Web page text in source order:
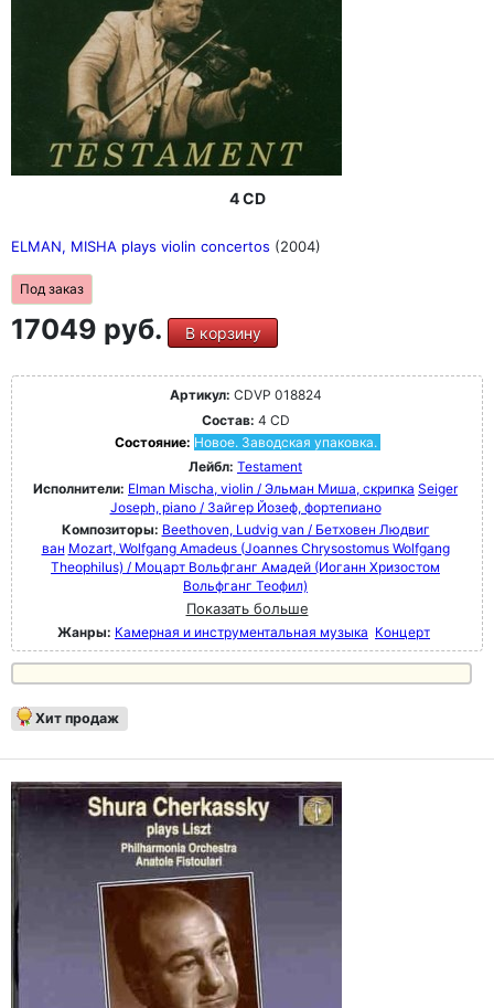
4 CD
ELMAN, MISHA plays violin concertos (2004)
Под заказ
17049 руб. В корзину
Артикул: CDVP 018824
Состав: 4 CD
Состояние: Новое. Заводская упаковка.
Лейбл: Testament
Исполнители: Elman Mischa, violin / Эльман Миша, скрипка Seiger
Joseph, piano / Зайгер Йозеф, фортепиано
Композиторы: Beethoven, Ludvig van / Бетховен Людвиг
ван Mozart, Wolfgang Amadeus (Joannes Chrysostomus Wolfgang
Theophilus) / Моцарт Вольфганг Амадей (Иоганн Хризостом
Вольфганг Теофил)
Показать больше
Жанры: Камерная и инструментальная музыка Концерт
Хит продаж